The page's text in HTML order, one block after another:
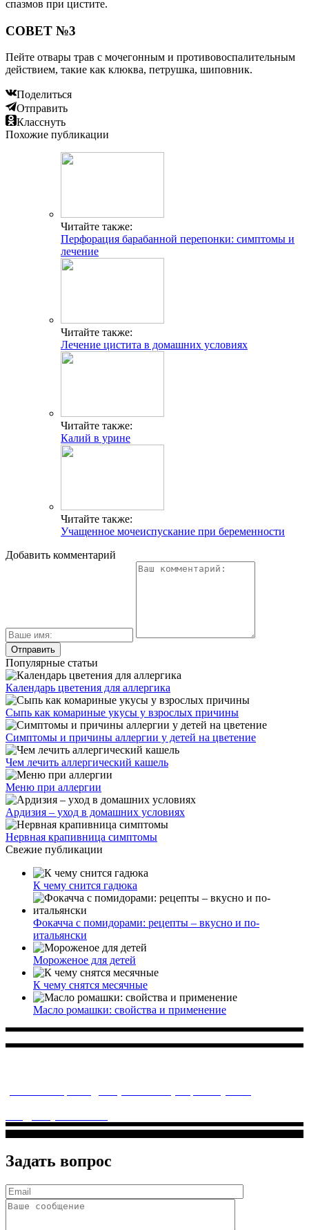
спазмов при цистите.
СОВЕТ №3
Пейте отвары трав с мочегонным и противовоспалительным
действием, такие как клюква, петрушка, шиповник.
Поделиться
Отправить
Класснуть
Похожие публикации
Читайте также:
Перфорация барабанной перепонки: симптомы и
лечение
Читайте также:
Лечение цистита в домашних условиях
Читайте также:
Калий в урине
Читайте также:
Учащенное мочеиспускание при беременности
Добавить комментарий
Популярные статьи
Календарь цветения для аллергика
Сыпь как комариные укусы у взрослых причины
Симптомы и причины аллергии у детей на цветение
Чем лечить аллергический кашель
Меню при аллергии
Ардизия – уход в домашних условиях
Нервная крапивница симптомы
Свежие публикации
К чему снится гадюка
Фокачча с помидорами: рецепты – вкусно и по-
итальянски
Мороженое для детей
К чему снятся месячные
Масло ромашки: свойства и применение
Задать вопрос